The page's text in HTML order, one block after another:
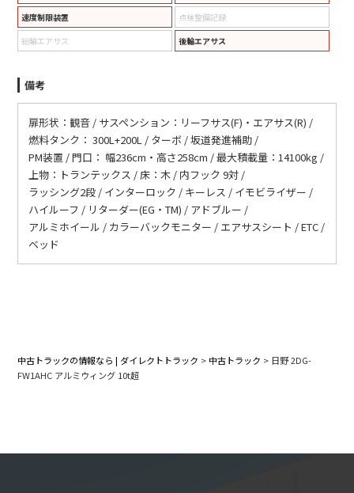
速度制限装置
点検整備記録
総輪エアサス
後輪エアサス
備考
扉形状：観音 / サスペンション：リーフサス(F)・エアサス(R) /
燃料タンク： 300L+200L / ターボ / 坂道発進補助 /
PM装置 / 門口： 幅236cm・高さ258cm / 最大積載量：14100kg /
上物：トランテックス / 床：木 / 内フック 9対 /
ラッシング2段 / インターロック / キーレス / イモビライザー /
ハイルーフ / リターダー(EG・TM) / アドブルー /
アルミホイール / カラーバックモニター / エアサスシート / ETC /
ベッド
中古トラックの情報なら | ダイレクトトラック > 中古トラック > 日野 2DG-
FW1AHC アルミウィング 10t超